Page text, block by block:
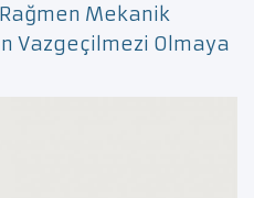
Mekanik
Vazgeçilmezi Olmaya